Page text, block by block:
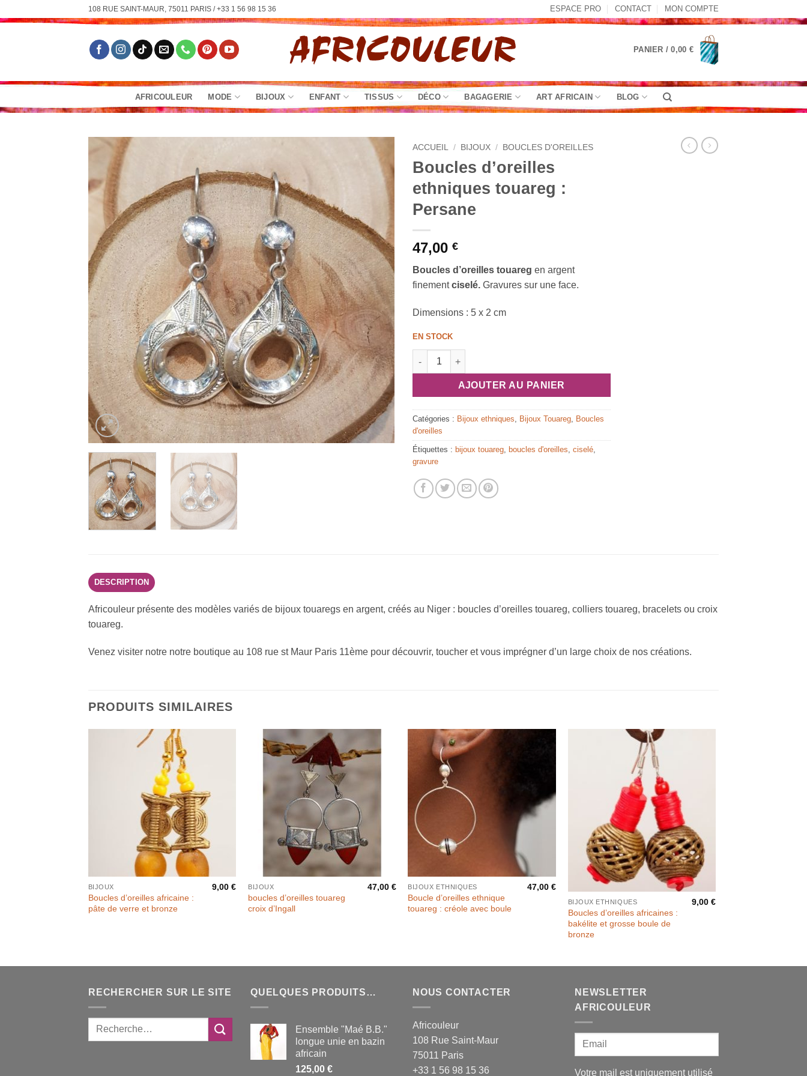
au
108 RUE SAINT-MAUR, 75011 PARIS / +33 1 56 98 15 36 ESPACE PRO CONTACT MON COMPTE
PANIER /0,00 €
AFRICOULEUR MODE BIJOUX ENFANT TISSUS DÉCO BAGAGERIE ART AFRICAIN BLOG
ACCUEIL / BIJOUX / BOUCLES D'OREILLES
Boucles d’oreilles
ethniques touareg :
Persane
47,00 €
Boucles d’oreilles touareg en argent
finementciselé. Gravures sur une face.
Dimensions : 5 x 2 cm
EN STOCK
quantité de Boucles d’oreilles ethniques touareg : Persane
AJOUTER AU PANIER
Catégories : Bijoux ethniques, Bijoux Touareg, Boucles
d'oreilles
Étiquettes : bijoux touareg, boucles d'oreilles, ciselé,
gravure
DESCRIPTION
Africouleur présente des modèles variés de bijoux touaregs en argent, créés au Niger : boucles d’oreilles touareg, colliers touareg, bracelets ou croix
touareg.
Venez visiter notre notre boutique au 108 rue st Maur Paris 11ème pour découvrir, toucher et vous imprégner d’un large choix de nos créations.
PRODUITS SIMILAIRES
BIJOUX
Boucles d’oreilles africaine :
pâte de verre et bronze
9,00€ BIJOUX
boucles d’oreilles touareg
croix d’Ingall
47,00 € BIJOUX ETHNIQUES
Boucle d’oreilles ethnique
touareg : créole avec boule
47,00 € Rupture de stock
BIJOUX ETHNIQUES
Boucles d’oreilles africaines :
bakélite et grosse boule de
bronze
9,00€
RECHERCHER SUR LE SITE QUELQUES PRODUITS…
Ensemble "Maé B.B."
longue unie en bazin
africain
125,00 €
NOUS CONTACTER
Africouleur
108 Rue Saint-Maur
75011 Paris
+33 1 56 98 15 36
NEWSLETTER
AFRICOULEUR
Votre mail est uniquement utilisé